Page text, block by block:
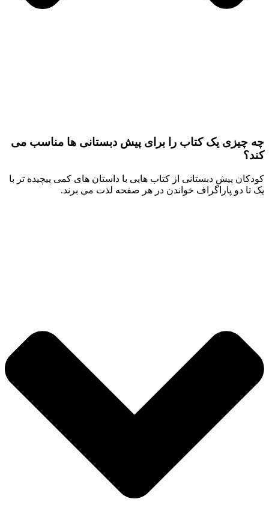
چیزی یک کتاب را برای پیش دبستانی ها مناسب می
پیش دبستانی از کتاب هایی با داستان های کمی پیچیده تر با
تا دو پاراگراف خواندن در هر صفحه لذت می برند.